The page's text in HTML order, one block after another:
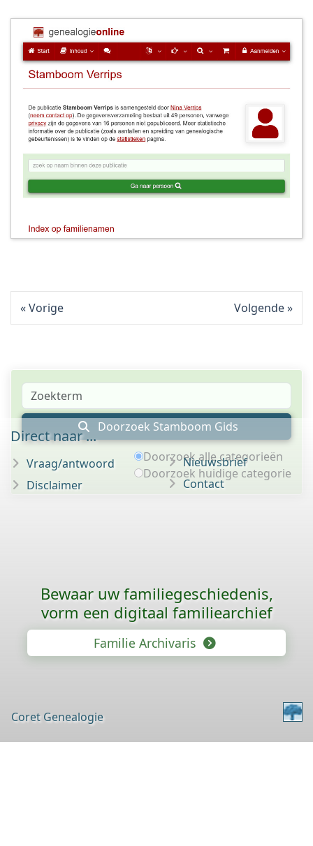
Vorige Volgende
Doorzoek Stamboom Gids
Doorzoek alle categorieën
Doorzoek huidige categorie
Direct naar ...
Vraag/antwoord
Disclaimer
Nieuwsbrief
Contact
Bewaar uw familie­geschiedenis,
vorm een digitaal familiearchief
Familie Archivaris
Coret Genealogie